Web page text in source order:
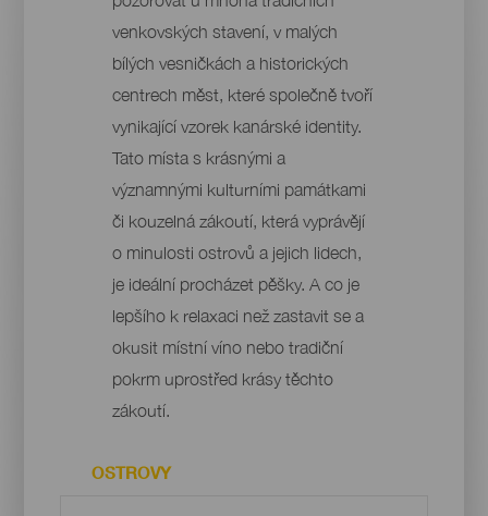
venkovských stavení, v malých
bílých vesničkách a historických
centrech měst, které společně tvoří
vynikající vzorek kanárské identity.
Tato místa s krásnými a
významnými kulturními památkami
či kouzelná zákoutí, která vyprávějí
o minulosti ostrovů a jejich lidech,
je ideální procházet pěšky. A co je
lepšího k relaxaci než zastavit se a
okusit místní víno nebo tradiční
pokrm uprostřed krásy těchto
zákoutí.
OSTROVY